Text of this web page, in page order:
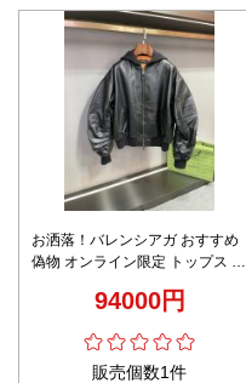
お洒落！バレンシアガ おすすめ
偽物 オンライン限定 トップス ア
94000円
販売個数1件